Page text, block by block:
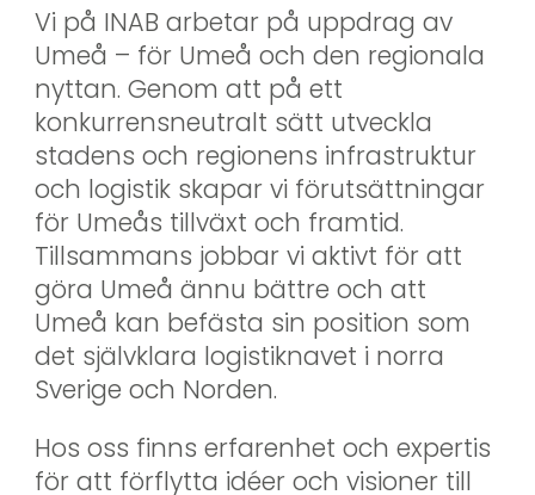
Vi på INAB arbetar på uppdrag av
Umeå – för Umeå och den regionala
nyttan. Genom att på ett
konkurrensneutralt sätt utveckla
stadens och regionens infrastruktur
och logistik skapar vi förutsättningar
för Umeås tillväxt och framtid.
Tillsammans jobbar vi aktivt för att
göra Umeå ännu bättre och att
Umeå kan befästa sin position som
det självklara logistiknavet i norra
Sverige och Norden.
Hos oss finns erfarenhet och expertis
för att förflytta idéer och visioner till